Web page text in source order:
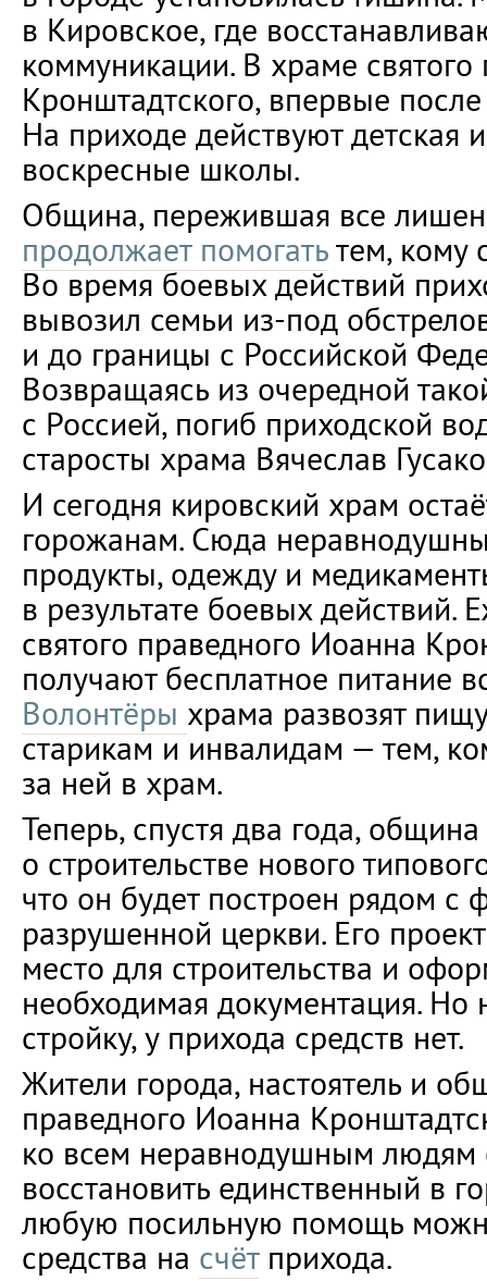
в Кировское, где
коммуникации. В храме
Кронштадтского, впервые
На приходе действуют детская
воскресные школы.
Община, пережившая все
продолжает помогатьтем, кому
Во время боевых действий
вывозил семьи из-под
и до границы с Российской
Возвращаясь из очередной
с Россией, погиб приходской
старосты храма Вячеслав
И сегодня кировский храм
горожанам. Сюда
продукты, одежду и
в результате боевых действий.
святого праведного Иоанна
получают бесплатное питание
Волонтёры храма развозят
старикам и инвалидам — тем,
за ней в храм.
Теперь, спустя два года,
о строительстве нового
что он будет построен рядом с
разрушенной церкви. Его
место для строительства и
необходимая документация. Но
стройку, у прихода средств нет.
Жители города, настоятель и
праведного Иоанна
ко всем неравнодушным людям
восстановить единственный в
любую посильную помощь
средства на счётприхода.